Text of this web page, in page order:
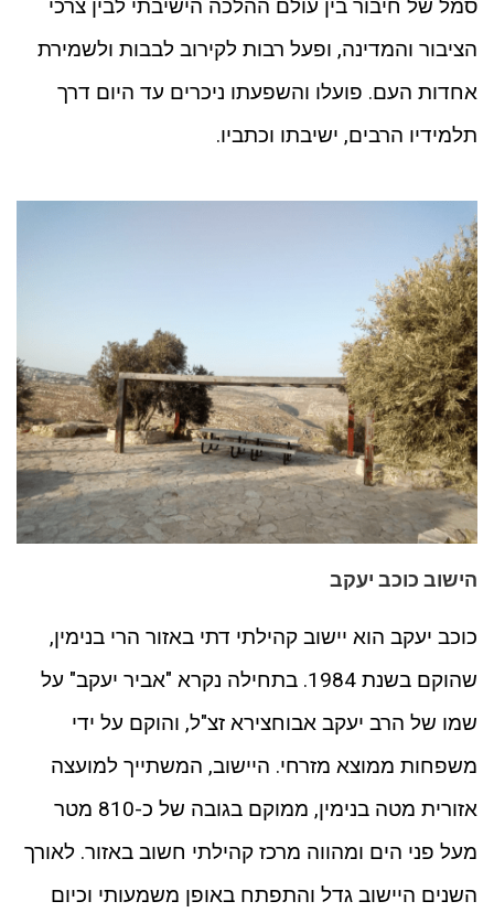
סמל של חיבור בין עולם ההלכה הישיבתי לבין צרכי
הציבור והמדינה, ופעל רבות לקירוב לבבות ולשמירת
אחדות העם. פועלו והשפעתו ניכרים עד היום דרך
תלמידיו הרבים, ישיבתו וכתביו.
הישוב כוכב יעקב
כוכב יעקב הוא יישוב קהילתי דתי באזור הרי בנימין,
שהוקם בשנת 1984. בתחילה נקרא "אביר יעקב" על
שמו של הרב יעקב אבוחצירא זצ"ל, והוקם על ידי
משפחות ממוצא מזרחי. היישוב, המשתייך למועצה
אזורית מטה בנימין, ממוקם בגובה של כ-810 מטר
מעל פני הים ומהווה מרכז קהילתי חשוב באזור. לאורך
השנים היישוב גדל והתפתח באופן משמעותי וכיום